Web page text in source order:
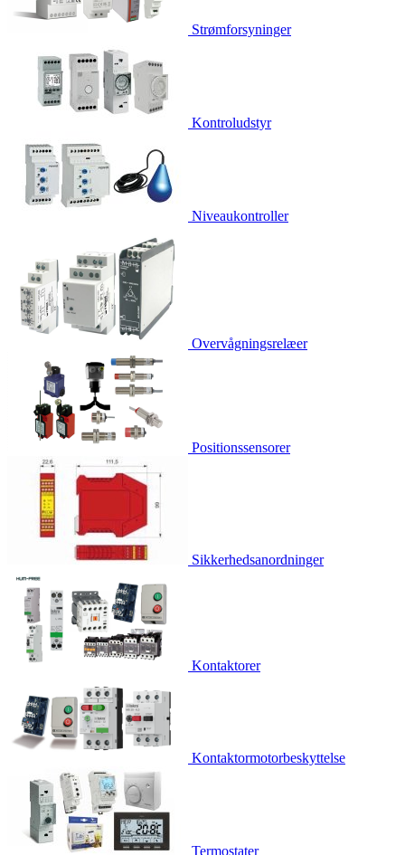
Strømforsyninger
Kontroludstyr
Niveaukontroller
Overvågningsrelæer
Positionssensorer
Sikkerhedsanordninger
Kontaktorer
Kontaktormotorbeskyttelse
Termostater